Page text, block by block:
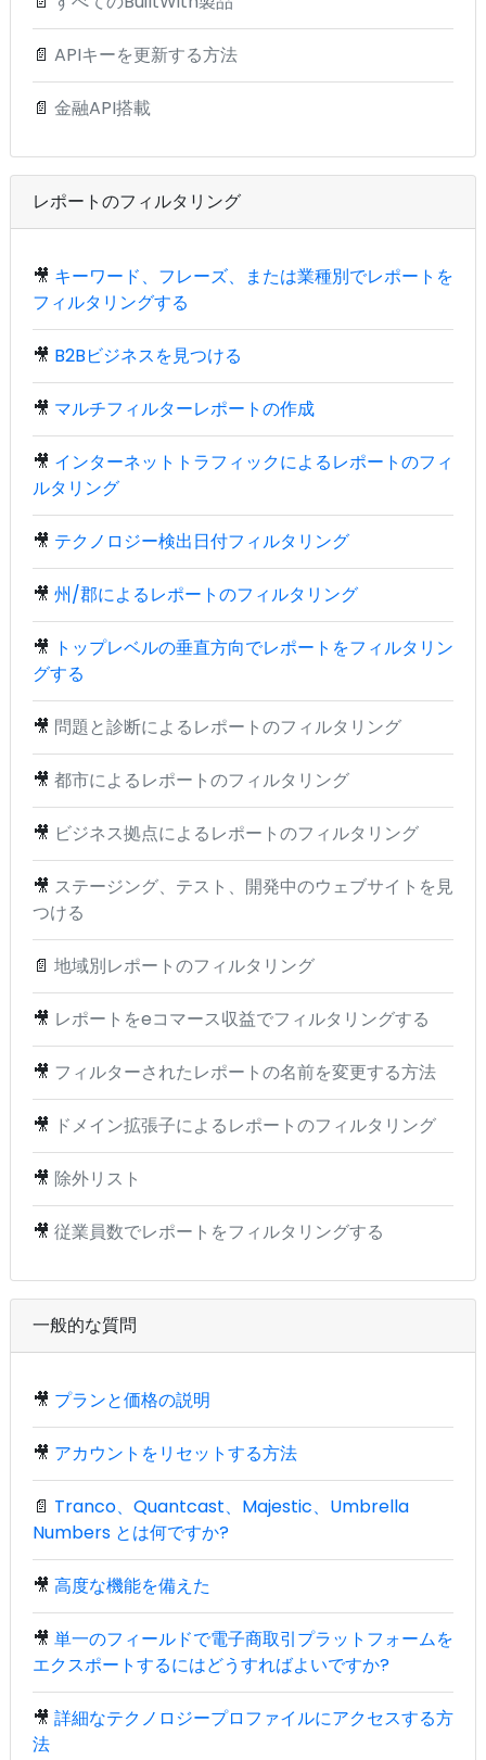
📄 APIキーを更新する方法
📄 金融API搭載
レポートのフィルタリング
🎥 キーワード、フレーズ、または業種別でレポートを
フィルタリングする
🎥 B2Bビジネスを見つける
🎥 マルチフィルターレポートの作成
🎥 インターネットトラフィックによるレポートのフィ
ルタリング
🎥 テクノロジー検出日付フィルタリング
🎥 州/郡によるレポートのフィルタリング
🎥 トップレベルの垂直方向でレポートをフィルタリン
グする
🎥 問題と診断によるレポートのフィルタリング
🎥 都市によるレポートのフィルタリング
🎥 ビジネス拠点によるレポートのフィルタリング
🎥 ステージング、テスト、開発中のウェブサイトを見
つける
📄 地域別レポートのフィルタリング
🎥 レポートをeコマース収益でフィルタリングする
🎥 フィルターされたレポートの名前を変更する方法
🎥 ドメイン拡張子によるレポートのフィルタリング
🎥 除外リスト
🎥 従業員数でレポートをフィルタリングする
一般的な質問
🎥 プランと価格の説明
🎥 アカウントをリセットする方法
📄 Tranco、Quantcast、Majestic、Umbrella
Numbers とは何ですか?
🎥 高度な機能を備えた
🎥 単一のフィールドで電子商取引プラットフォームを
エクスポートするにはどうすればよいですか?
🎥 詳細なテクノロジープロファイルにアクセスする方
法